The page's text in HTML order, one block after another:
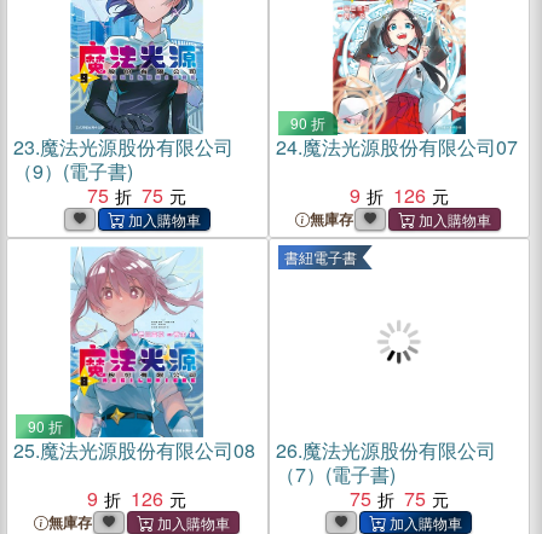
23.魔法光源股份有限公司
（9）(電子書)
75
75
90 折
24.魔法光源股份有限公司07
9
126
無庫存
90 折
25.魔法光源股份有限公司08
9
126
無庫存
書紐電子書
26.魔法光源股份有限公司
（7）(電子書)
75
75